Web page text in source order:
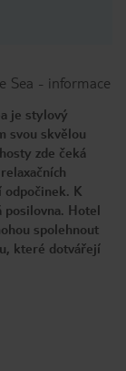
Sea - informace
je stylový
svou skvělou
zde čeká
odpočinek. K
posilovna. Hotel
spolehnout
které dotvářejí